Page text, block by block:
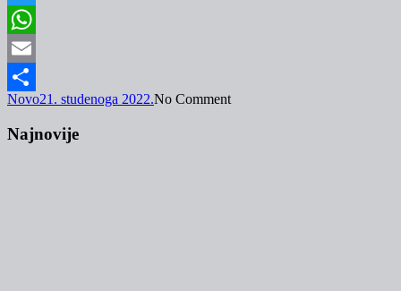
Twitter
WhatsApp
Email
Share
Novo21. studenoga 2022.No Comment
Najnovije